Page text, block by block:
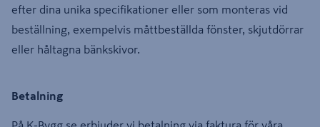
efter dina unika specifikationer eller som monteras vid
beställning, exempelvis måttbeställda fönster, skjutdörrar
eller håltagna bänkskivor.
Betalning
På K-Bygg.se erbjuder vi betalning via faktura för våra